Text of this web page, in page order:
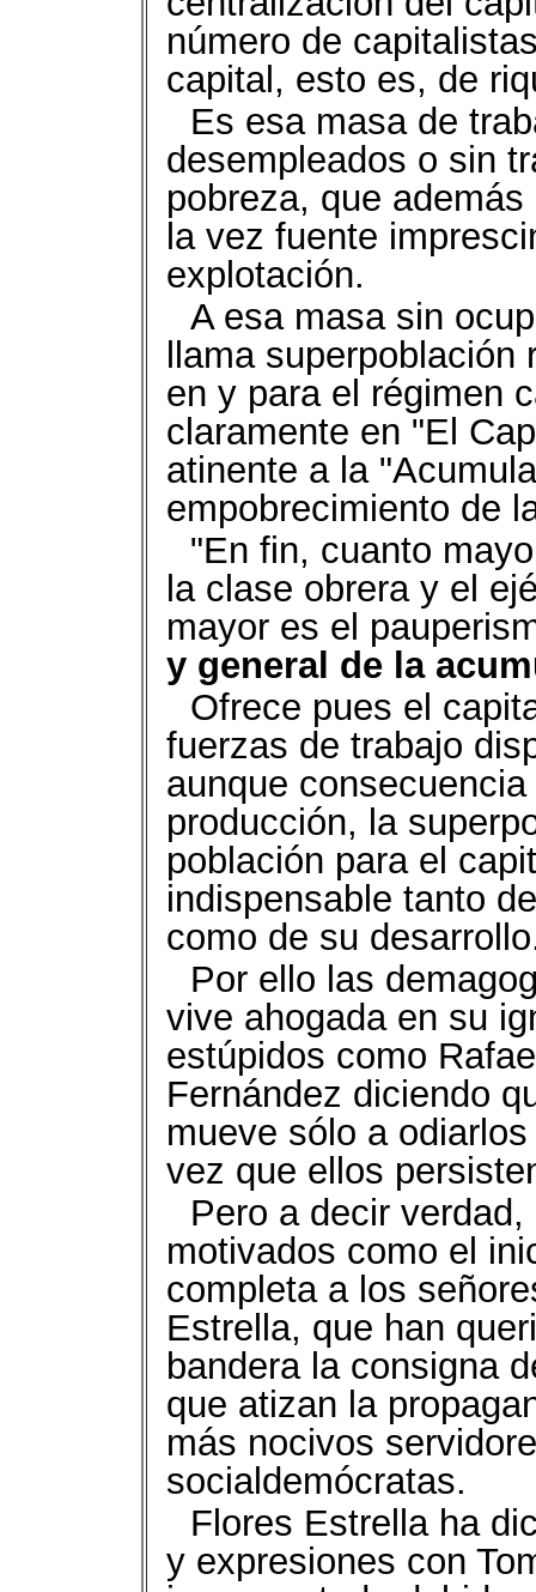
número de
capital, esto es, de
Es esa masa de
desempleados o sin
pobreza, que
la vez fuente
explotación.
A esa masa sin
llama
en y para el régimen
claramente en "El
atinente a la
empobrecimiento de
"En fin, cuanto
la clase obrera y el
mayor es el
y general de la
Ofrece pues el
fuerzas de trabajo
aunque
producción, la
población para el
indispensable tanto
como de su
Por ello las
vive ahogada en su
estúpidos como
Fernández diciendo
mueve sólo a
vez que ellos
Pero a decir
motivados como el
completa a los
Estrella, que han
bandera la consigna
que atizan la
más nocivos
socialdemócratas.
Flores Estrella ha
y expresiones con